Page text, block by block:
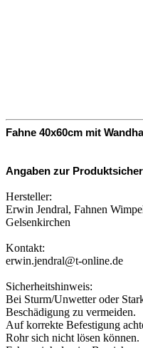
Fahne 40x60cm mit
Angaben zur
Hersteller:
Erwin Jendral, Fahnen
Gelsenkirchen
Kontakt:
erwin.jendral@t-online.de
Sicherheitshinweis:
Bei Sturm/Unwetter oder
Beschädigung zu vermeiden.
Auf korrekte Befestigung
Rohr sich nicht lösen können.